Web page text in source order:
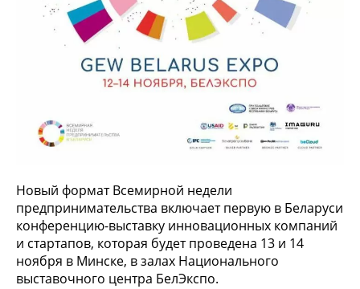
Новый формат Всемирной недели
предпринимательства включает первую в Беларуси
конференцию-выставку инновационных компаний
и стартапов, которая будет проведена 13 и 14
ноября в Минске, в залах Национального
выставочного центра БелЭкспо.